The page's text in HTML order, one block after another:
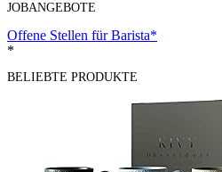
JOBANGEBOTE
Offene Stellen für Barista*
*
BELIEBTE PRODUKTE